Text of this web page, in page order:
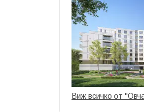
Виж всичко от